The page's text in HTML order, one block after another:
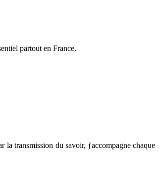
partout en France.
la transmission du savoir, j'accompagne chaque